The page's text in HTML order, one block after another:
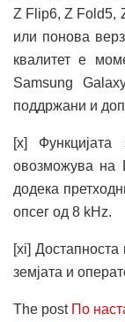
Z Flip6, Z Fold5,
или понова
квалитет е
Samsung
поддржани и
[x]
овозможува на
додека
опсег од 8 kHz.
[xi]
земјата и
The post По